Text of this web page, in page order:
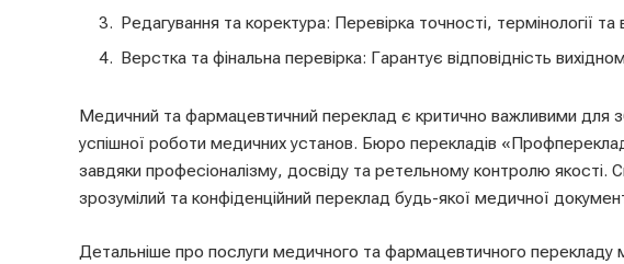
Редагування та коректура: Перевірка точності, термінології та
Верстка та фінальна перевірка: Гарантує відповідність
Медичний та фармацевтичний переклад є критично важливими для
успішної роботи медичних установ. Бюро перекладів
завдяки професіоналізму, досвіду та ретельному контролю якості.
зрозумілий та конфіденційний переклад будь-якої медичної
Детальніше про послуги медичного та фармацевтичного перекладу